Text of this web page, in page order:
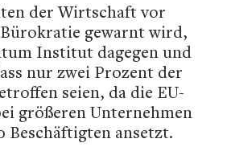
der Wirtschaft vor
gewarnt wird,
Institut dagegen und
nur zwei Prozent der
seien, da die EU-
größeren Unternehmen
Beschäftigten ansetzt.